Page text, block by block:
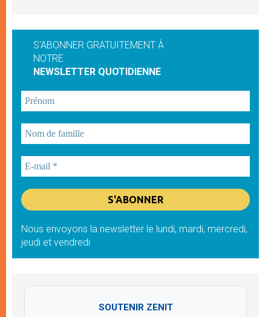
S'ABONNER GRATUITEMENT À
NOTRE
NEWSLETTER QUOTIDIENNE
Nous envoyons la newsletter le lundi, mardi, mercredi,
jeudi et vendredi
SOUTENIR ZENIT